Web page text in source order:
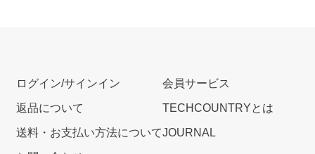
ログイン/サインイン
返品について
送料・お支払い方法について
会員サービス
TECHCOUNTRYとは
JOURNAL